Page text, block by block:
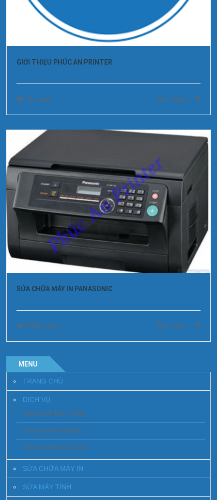
GIỚI THIỆU PHÚC AN PRINTER
14 views Đọc thêm...
SỬA CHỮA MÁY IN PANASONIC
5250 views Đọc thêm...
MENU
TRANG CHỦ
DỊCH VỤ
Sửa máy tính tại Hà Nội
Sửa máy in tai Hà Nội
Đổ mực máy in tai hà nội
SỬA CHỮA MÁY IN
SỬA MÁY TÍNH